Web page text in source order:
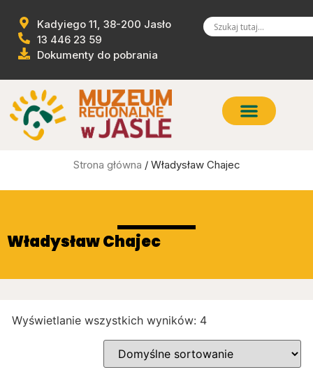
Kadyiego 11, 38-200 Jasło
13 446 23 59
Dokumenty do pobrania
Strona główna / Władysław Chajec
Władysław Chajec
Wyświetlanie wszystkich wyników: 4